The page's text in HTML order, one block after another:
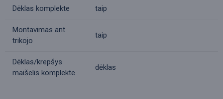
Dėklas komplekte taip
Montavimas ant
trikojo
taip
Dėklas/krepšys
maišelis komplekte
dėklas